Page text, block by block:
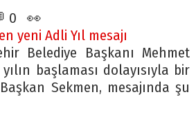
0 👀
yeni Adli Yıl mesajı
Belediye Başkanı Mehmet
başlaması dolayısıyla bir
Sekmen, mesajında şu